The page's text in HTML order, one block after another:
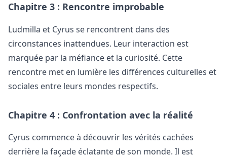
Chapitre 3 : Rencontre improbable
Ludmilla et Cyrus se rencontrent dans des
circonstances inattendues. Leur interaction est
marquée par la méfiance et la curiosité. Cette
rencontre met en lumière les différences culturelles et
sociales entre leurs mondes respectifs.
Chapitre 4 : Confrontation avec la réalité
Cyrus commence à découvrir les vérités cachées
derrière la façade éclatante de son monde. Il est